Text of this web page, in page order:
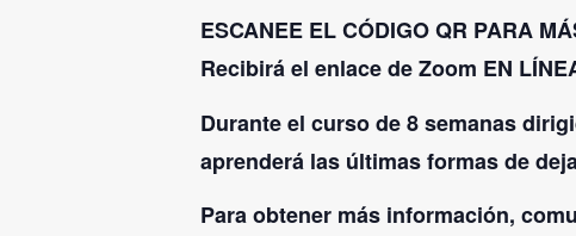
ESCANEE EL CÓDIGO QR PARA
Recibirá el enlace de Zoom EN
Durante el curso de 8 semanas
aprenderá las últimas formas de
Para obtener más información,